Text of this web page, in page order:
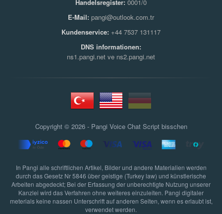
Handelsregister: 0001/0
E-Mail: pangi@outlook.com.tr
Kundenservice: +44 7537 131117
DNS informationen:
ns1.pangi.net ve ns2.pangi.net
Copyright © 2026 - Pangi Voice Chat Script bisschen
In Pangi alle schriftlichen Artikel, Bilder und andere Materialien werden
durch das Gesetz Nr 5846 über geistige (Turkey law) und künstlerische
Arbeiten abgedeckt; Bei der Erfassung der unberechtigte Nutzung unserer
Kanzlei wird das Verfahren ohne weiteres einzuleiten. Pangi digitaler
meterials keine nassen Unterschrift auf anderen Seiten, wenn es erlaubt ist,
verwendet werden.